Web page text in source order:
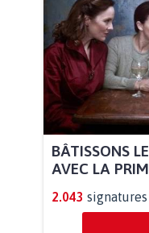
BÂTISSONS
AVEC LA
2.043 signatures